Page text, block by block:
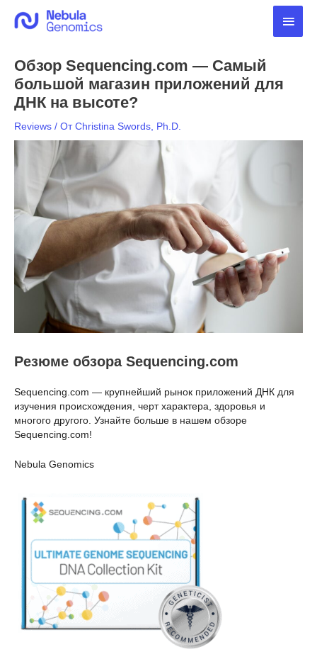
содержимому
Обзор Sequencing.com — Самый
большой магазин приложений для
ДНК на высоте?
Reviews / ОтChristina Swords, Ph.D.
Резюме обзора Sequencing.com
Sequencing.com — крупнейший рынок приложений ДНК для
изучения происхождения, черт характера, здоровья и
многого другого. Узнайте больше в нашем обзоре
Sequencing.com!
Nebula Genomics